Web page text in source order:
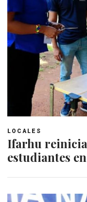
LOCALES
Ifarhu reinicia
estudiantes